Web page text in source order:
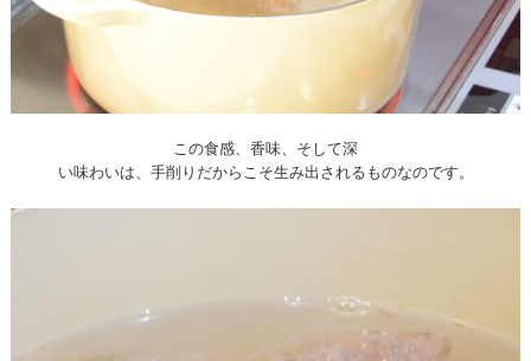
この食感、香味、そして深
い味わいは、手削りだからこそ生み出されるものなのです。